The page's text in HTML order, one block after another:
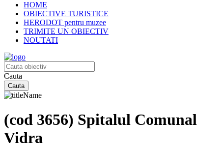
HOME
OBIECTIVE TURISTICE
HERODOT pentru muzee
TRIMITE UN OBIECTIV
NOUTATI
Cauta
(cod 3656) Spitalul Comunal
Vidra